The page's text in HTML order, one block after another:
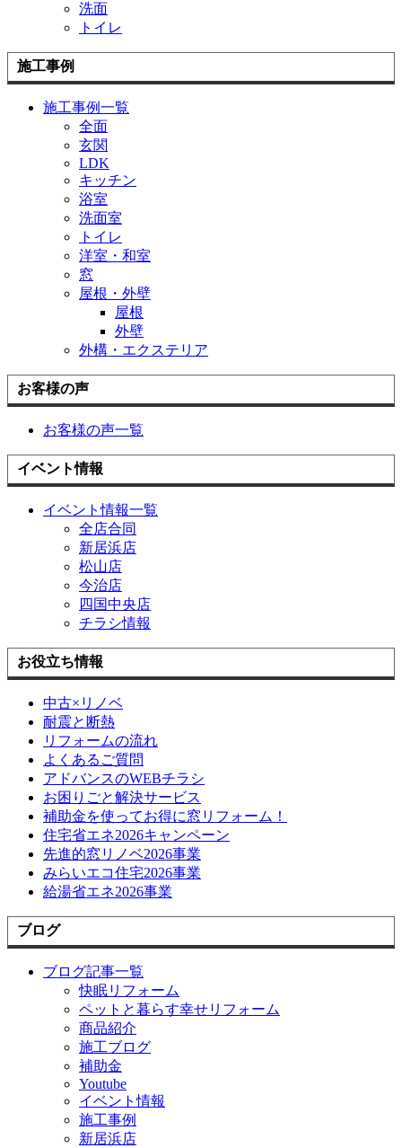
洗面
トイレ
施工事例
施工事例一覧
全面
玄関
LDK
キッチン
浴室
洗面室
トイレ
洋室・和室
窓
屋根・外壁
屋根
外壁
外構・エクステリア
お客様の声
お客様の声一覧
イベント情報
イベント情報一覧
全店合同
新居浜店
松山店
今治店
四国中央店
チラシ情報
お役立ち情報
中古×リノベ
耐震と断熱
リフォームの流れ
よくあるご質問
アドバンスのWEBチラシ
お困りごと解決サービス
補助金を使ってお得に窓リフォーム！
住宅省エネ2026キャンペーン
先進的窓リノベ2026事業
みらいエコ住宅2026事業
給湯省エネ2026事業
ブログ
ブログ記事一覧
快眠リフォーム
ペットと暮らす幸せリフォーム
商品紹介
施工ブログ
補助金
Youtube
イベント情報
施工事例
新居浜店